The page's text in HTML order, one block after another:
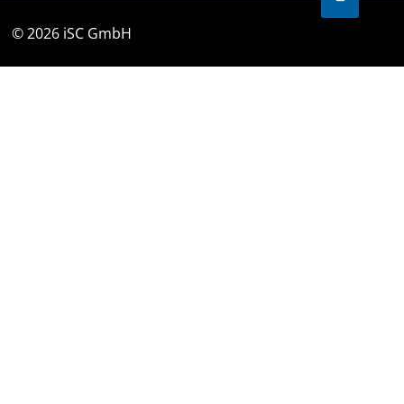
© 2026 iSC GmbH